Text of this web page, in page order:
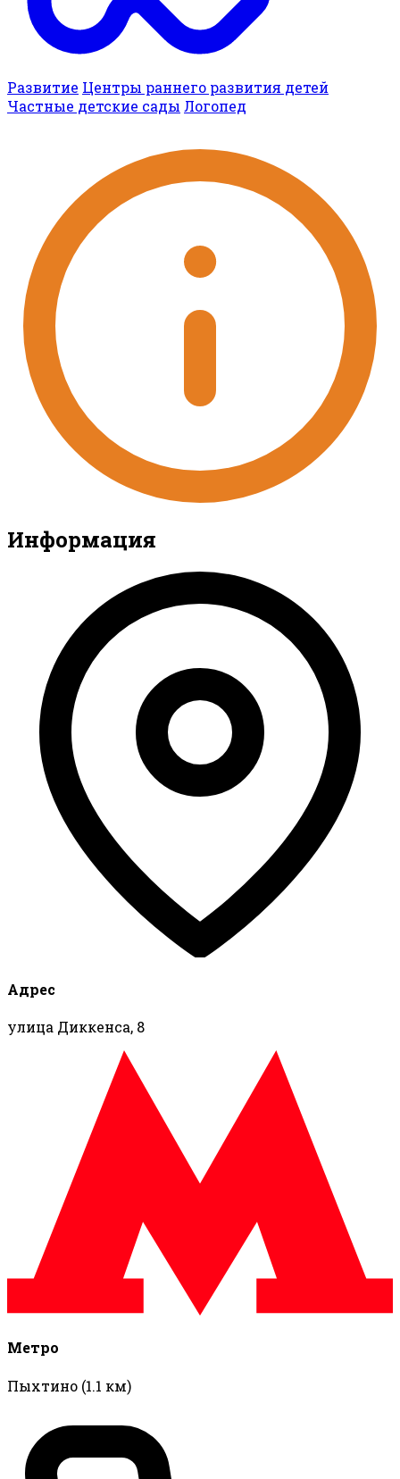
Развитие Центры раннего развития детей
Частные детские сады Логопед
Информация
Адрес
улица Диккенса, 8
Метро
Пыхтино (1.1 км)